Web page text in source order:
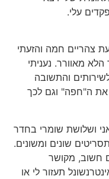
עלי.
צהריים חמה והזעתי
מאוורר. נעניתי
והתשובה
את ה"חפה" וגם לכך
ושלושת שומרי בחדר
שונים ומשונים.
חשוב, מקושר
תעזור לי או